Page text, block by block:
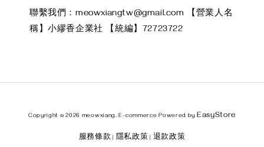
聯繫我們：meowxiangtw@gmail.com 【營業人名
稱】小繆香企業社 【統編】72723722
Copyright © 2026 meowxiang. E-commerce Powered by EasyStore
服務條款 | 隱私政策 | 退款政策